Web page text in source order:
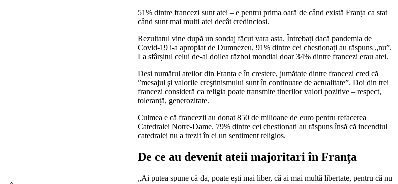
51% dintre francezi sunt atei – e pentru prima oară de când există Franța ca stat
când sunt mai multi atei decât credinciosi.
Rezultatul vine după un sondaj făcut vara asta. Întrebați dacă pandemia de
Covid-19 i-a apropiat de Dumnezeu, 91% dintre cei chestionați au răspuns „nu”.
La sfârșitul celui de-al doilea război mondial doar 34% dintre francezi erau atei.
Deși numărul ateilor din Franța e în creștere, jumătate dintre francezi cred că
”mesajul şi valorile creştinismului sunt în continuare de actualitate”. Doi din trei
francezi consideră ca religia poate transmite tinerilor valori pozitive – respect,
toleranță, generozitate.
Culmea e că francezii au donat 850 de milioane de euro pentru refacerea
Catedralei Notre-Dame. 79% dintre cei chestionați au răspuns însă că incendiul
catedralei nu a trezit în ei un sentiment religios.
De ce au devenit ateii majoritari în Franța
„Ai putea spune că da, poate ești mai liber, că ai mai multă libertate, pentru că nu